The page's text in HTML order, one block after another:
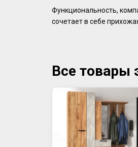
Функциональность,
сочетает в себе
Все товары